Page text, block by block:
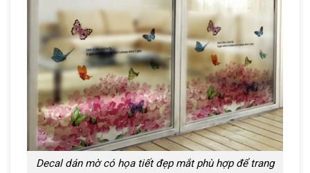
Decal dán mờ có họa tiết đẹp mắt phù hợp để trang